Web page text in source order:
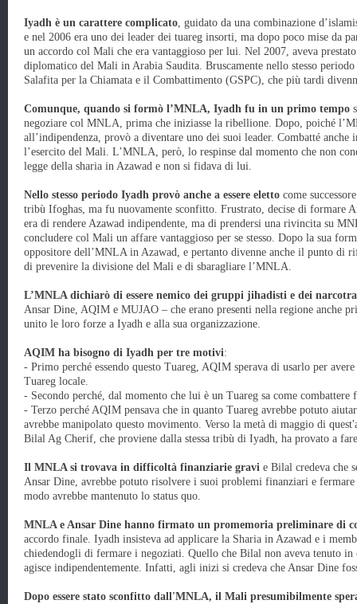
Iyadh è un carattere complicato, guidato da una combinazione
e nel 2006 era uno dei leader dei tuareg insorti, ma dopo poco mise da
un accordo col Mali che era vantaggioso per lui. Nel 2007, aveva
diplomatico del Mali in Arabia Saudita. Bruscamente nello stesso
Salafita per la Chiamata e il Combattimento (GSPC), che più tardi
Comunque, quando si formò l’MNLA, Iyadh fu in un primo tempo
negoziare col MNLA, prima che iniziasse la ribellione. Dopo, poiché
all’indipendenza, provò a diventare uno dei suoi leader. Combatté
l’esercito del Mali. L’MNLA, però, lo respinse dal momento che non
legge della sharia in Azawad e non si fidava di lui.
Nello stesso periodo Iyadh provò anche a essere eletto come
tribù Ifoghas, ma fu nuovamente sconfitto. Frustrato, decise di formare
era di rendere Azawad indipendente, ma di prendersi una rivincita su
concludere col Mali un affare vantaggioso per se stesso. Dopo la sua
oppositore dell’MNLA in Azawad, e pertanto divenne anche il punto di
di prevenire la divisione del Mali e di sbaragliare l’MNLA.
L’MNLA dichiarò di essere nemico dei gruppi jihadisti e dei
Ansar Dine, AQIM e MUJAO – che erano presenti nella regione anche
unito le loro forze a Iyadh e alla sua organizzazione.
AQIM ha bisogno di Iyadh per tre motivi:
- Primo perché essendo questo Tuareg, AQIM sperava di usarlo per
Tuareg locale.
- Secondo perché, dal momento che lui è un Tuareg sa come combattere
- Terzo perché AQIM pensava che in quanto Tuareg avrebbe potuto
avrebbe manipolato questo movimento. Verso la metà di maggio di
Bilal Ag Cherif, che proviene dalla stessa tribù di Iyadh, ha provato a
Il MNLA si trovava in difficoltà finanziarie gravi e Bilal credeva che
Ansar Dine, avrebbe potuto risolvere i suoi problemi finanziari e
modo avrebbe mantenuto lo status quo.
MNLA e Ansar Dine hanno firmato un promemoria preliminare di
accordo finale. Iyadh insisteva ad applicare la Sharia in Azawad e i
chiedendogli di fermare i negoziati. Quello che Bilal non aveva tenuto in
agisce indipendentemente. Infatti, agli inizi si credeva che Ansar Dine
Dopo essere stato sconfitto dall'MNLA, il Mali presumibilmente